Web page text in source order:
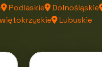
Podlaskie Dolnośląskie
Lubuskie